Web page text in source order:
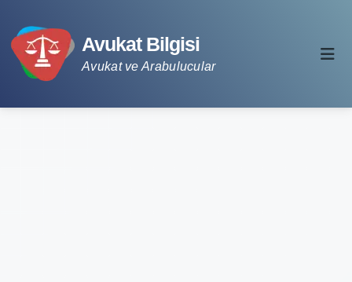
Avukat Bilgisi
Avukat ve Arabulucular